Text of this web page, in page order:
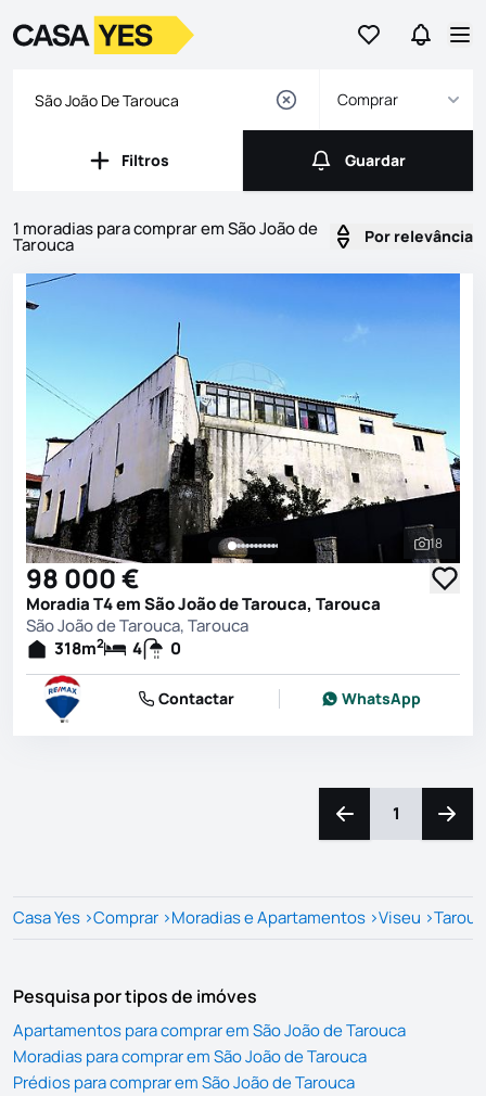
Ir para osIr para
LogoIr para a homepage
Comprar
Filtros
Filtros Guardar
Guardar
1 moradias para comprar em São João de
Tarouca Por relevância
Imóveis
Lista de Imóveis
Ver
18
98 000 €
Moradia T4 em São João de Tarouca, Tarouca
São João de Tarouca, Tarouca
318m2 4 0
Contactar WhatsApp
Navegação para a
1
Casa Yes >Comprar >Moradias e Apartamentos >Viseu >
Pesquisa por tipos de imóves
Apartamentos para comprar em São João de Tarouca
Moradias para comprar em São João de Tarouca
Prédios para comprar em São João de Tarouca